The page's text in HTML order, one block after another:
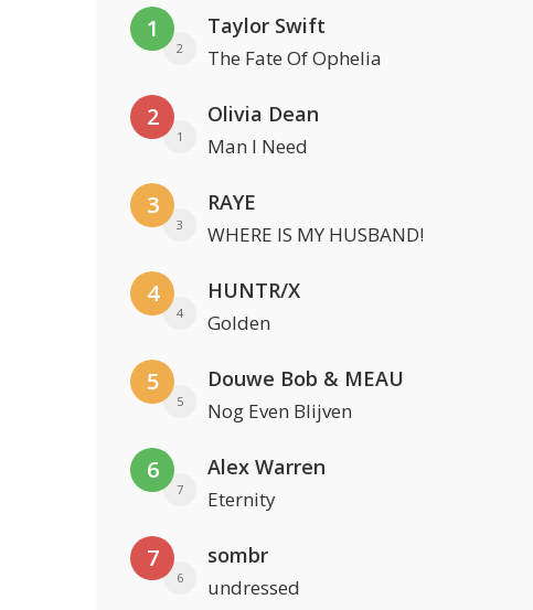
1
2
Taylor Swift
The Fate Of Ophelia
2
1
Olivia Dean
Man I Need
3
3
RAYE
WHERE IS MY HUSBAND!
4
4
HUNTR/X
Golden
5
5
Douwe Bob & MEAU
Nog Even Blijven
6
7
Alex Warren
Eternity
7
6
sombr
undressed